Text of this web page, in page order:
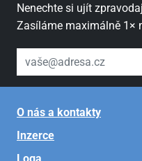
Nenechte si ujít
Zasíláme maximálně 1×
váš email
O nás a kontakty
Inzerce